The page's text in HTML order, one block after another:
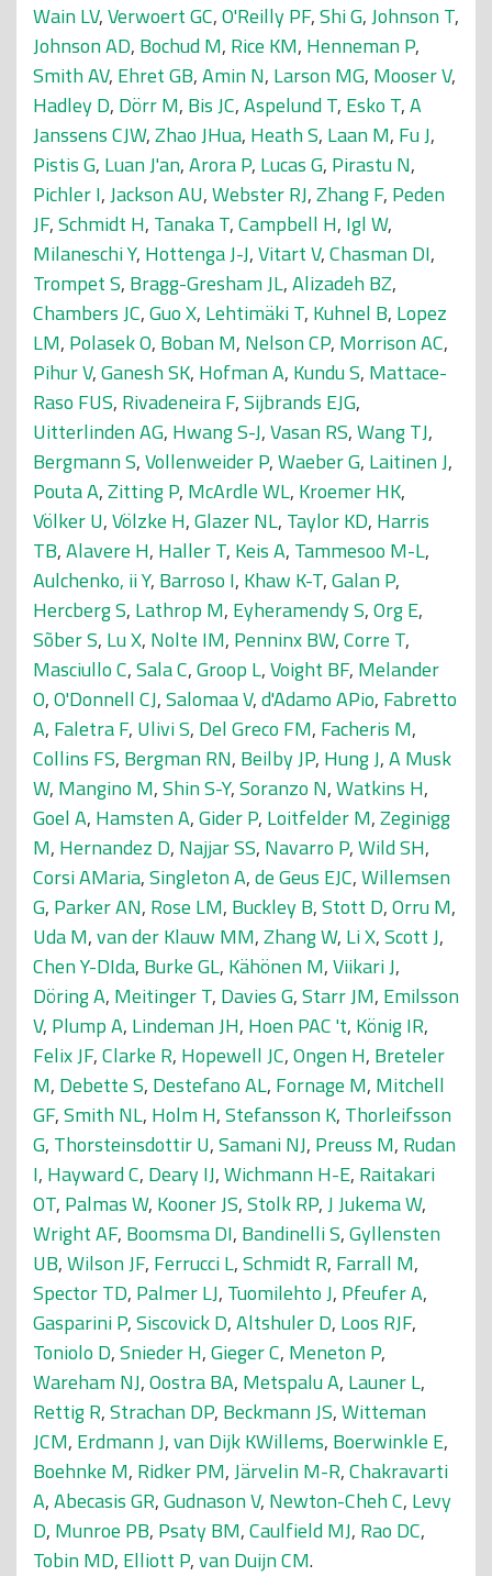
Wain LV,Verwoert GC,O'Reilly PF,Shi G,Johnson T,
Johnson AD, Bochud M, Rice KM, Henneman P,
Smith AV, Ehret GB,Amin N, Larson MG, Mooser V,
Hadley D, Dörr M, Bis JC,Aspelund T, Esko T,A
Janssens CJW,Zhao JHua, Heath S, Laan M, Fu J,
Pistis G, Luan J'an,Arora P, Lucas G, Pirastu N,
Pichler I,Jackson AU,Webster RJ,Zhang F, Peden
JF,Schmidt H, Tanaka T,Campbell H, Igl W,
Milaneschi Y, Hottenga J-J,Vitart V,Chasman DI,
Trompet S, Bragg-Gresham JL,Alizadeh BZ,
Chambers JC,Guo X, Lehtimäki T, Kuhnel B, Lopez
LM, Polasek O, Boban M, Nelson CP, Morrison AC,
Pihur V,Ganesh SK, Hofman A, Kundu S, Mattace-
Raso FUS, Rivadeneira F,Sijbrands EJG,
Uitterlinden AG, Hwang S-J,Vasan RS,Wang TJ,
Bergmann S,Vollenweider P,Waeber G, Laitinen J,
Pouta A,Zitting P, McArdle WL, Kroemer HK,
Völker U,Völzke H,Glazer NL, Taylor KD, Harris
TB,Alavere H, Haller T, Keis A, Tammesoo M-L,
Aulchenko, ii Y, Barroso I, Khaw K-T,Galan P,
Hercberg S, Lathrop M, Eyheramendy S,Org E,
Sõber S, Lu X, Nolte IM, Penninx BW,Corre T,
Masciullo C,Sala C,Groop L,Voight BF, Melander
O,O'Donnell CJ,Salomaa V,d'Adamo APio, Fabretto
A, Faletra F, Ulivi S, Del Greco FM, Facheris M,
Collins FS, Bergman RN, Beilby JP, Hung J,A Musk
W, Mangino M,Shin S-Y,Soranzo N,Watkins H,
Goel A, Hamsten A,Gider P, Loitfelder M,Zeginigg
M, Hernandez D, Najjar SS, Navarro P,Wild SH,
Corsi AMaria,Singleton A,de Geus EJC,Willemsen
G, Parker AN, Rose LM, Buckley B,Stott D,Orru M,
Uda M,van der Klauw MM,Zhang W, Li X,Scott J,
Chen Y-DIda, Burke GL, Kähönen M,Viikari J,
Döring A, Meitinger T, Davies G,Starr JM, Emilsson
V, Plump A, Lindeman JH, Hoen PAC 't, König IR,
Felix JF,Clarke R, Hopewell JC,Ongen H, Breteler
M, Debette S, Destefano AL, Fornage M, Mitchell
GF,Smith NL, Holm H,Stefansson K, Thorleifsson
G, Thorsteinsdottir U,Samani NJ, Preuss M, Rudan
I, Hayward C, Deary IJ,Wichmann H-E, Raitakari
OT, Palmas W, Kooner JS,Stolk RP,J Jukema W,
Wright AF, Boomsma DI, Bandinelli S,Gyllensten
UB,Wilson JF, Ferrucci L,Schmidt R, Farrall M,
Spector TD, Palmer LJ, Tuomilehto J, Pfeufer A,
Gasparini P,Siscovick D,Altshuler D, Loos RJF,
Toniolo D,Snieder H,Gieger C, Meneton P,
Wareham NJ,Oostra BA, Metspalu A, Launer L,
Rettig R,Strachan DP, Beckmann JS,Witteman
JCM, Erdmann J,van Dijk KWillems, Boerwinkle E,
Boehnke M, Ridker PM,Järvelin M-R,Chakravarti
A,Abecasis GR,Gudnason V, Newton-Cheh C, Levy
D, Munroe PB, Psaty BM,Caulfield MJ, Rao DC,
Tobin MD, Elliott P,van Duijn CM.